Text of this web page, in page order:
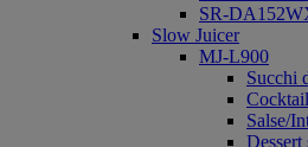
SR-
Slow Juicer
MJ-L900
Succhi
Salse/
Dessert